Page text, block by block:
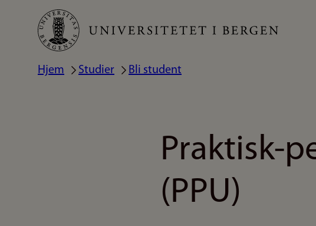
Hopp
hovedinnhold
Navigasjonssti
Hjem Studier Bli student
Praktisk-
(PPU)